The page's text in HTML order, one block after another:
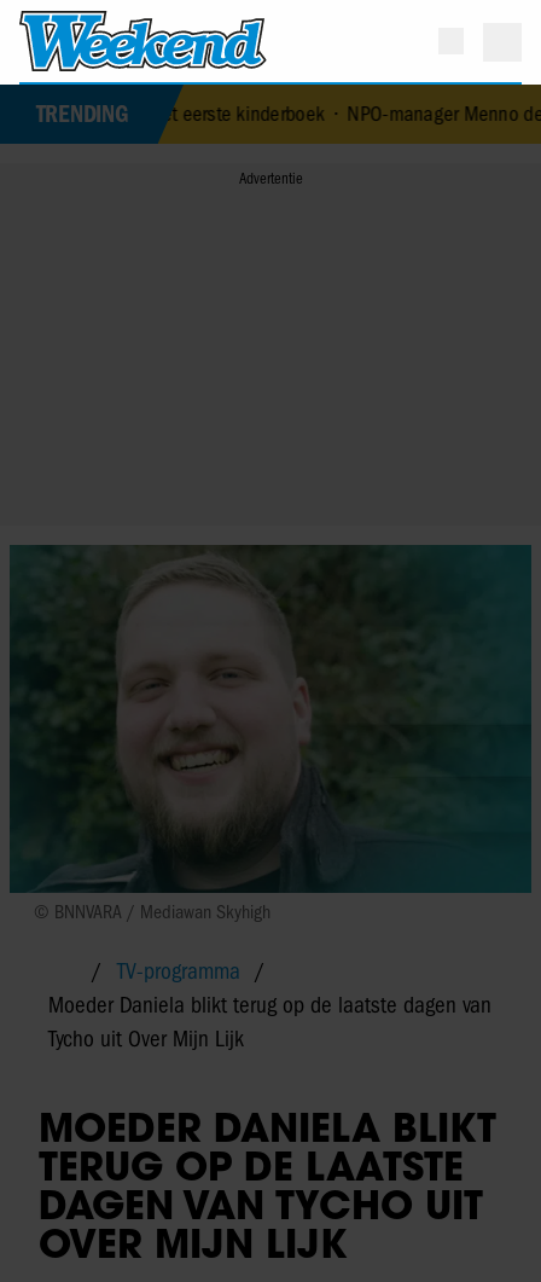
TRENDING
met eerste kinderboek•NPO-manager Menno de Boer
© BNNVARA / Mediawan Skyhigh
TV-programma
Moeder Daniela blikt terug op de laatste dagen van
Tycho uit Over Mijn Lijk
MOEDER DANIELA BLIKT
TERUG OP DE LAATSTE
DAGEN VAN TYCHO UIT
OVER MIJN LIJK